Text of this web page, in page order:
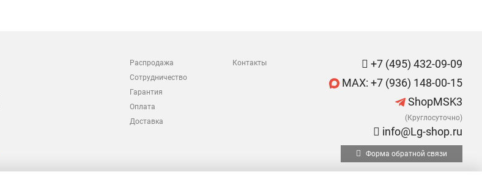
Распродажа
Сотрудничество
Гарантия
Оплата
Доставка
Контакты
+7 (495) 432-09-09
MAX: +7 (936) 148-00-15
ShopMSK3
(Круглосуточно)
info@Lg-shop.ru
Форма обратной связи